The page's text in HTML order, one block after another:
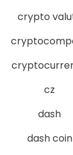
crypto
cz
dash
dash coin